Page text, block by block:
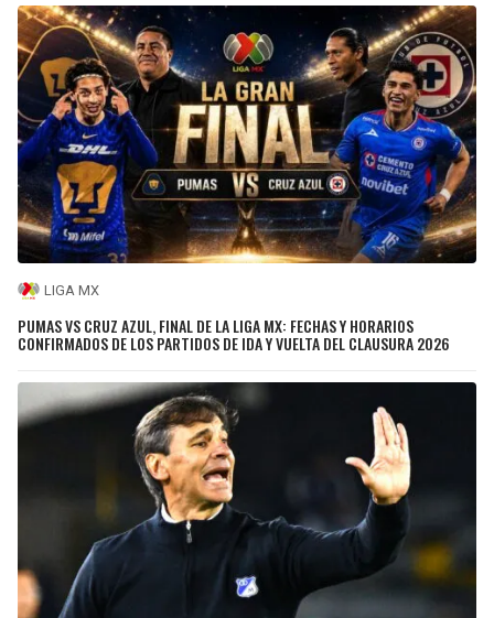
LIGA MX
PUMAS VS CRUZ AZUL, FINAL DE LA LIGA MX: FECHAS Y HORARIOS
CONFIRMADOS DE LOS PARTIDOS DE IDA Y VUELTA DEL CLAUSURA 2026